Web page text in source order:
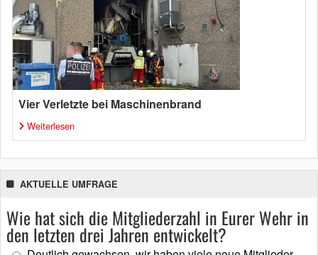
Vier Verletzte bei Maschinenbrand
Weiterlesen
AKTUELLE UMFRAGE
Wie hat sich die Mitgliederzahl in Eurer Wehr in
den letzten drei Jahren entwickelt?